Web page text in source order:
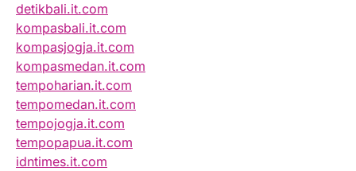
detikbali.it.com
kompasbali.it.com
kompasjogja.it.com
kompasmedan.it.com
tempoharian.it.com
tempomedan.it.com
tempojogja.it.com
tempopapua.it.com
idntimes.it.com